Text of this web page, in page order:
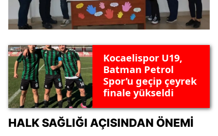
Kocaelispor U19,
Batman Petrol
Spor’u geçip çeyrek
finale yükseldi
HALK SAĞLIĞI AÇISINDAN ÖNEMI